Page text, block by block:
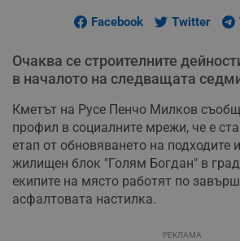
Facebook Twitter
Очаква се строителните
в началото на следващата
Кметът на Русе Пенчо Милков
профил в социалните мрежи, че е
етап от обновяването на подходите
жилищен блок "Голям Богдан" в
екипите на място работят по
асфалтовата настилка.
РЕКЛАМА